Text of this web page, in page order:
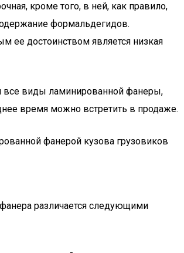
кроме того, в ней, как правило,
формальдегидов.
ее достоинством является низкая
все виды ламинированной фанеры,
время можно встретить в продаже.
фанерой кузова грузовиков
различается следующими